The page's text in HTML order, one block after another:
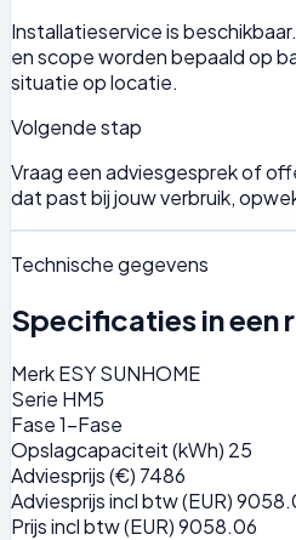
Installatieservice is
en scope worden bepaald op
situatie op locatie.
Volgende stap
Vraag een adviesgesprek of
dat past bij jouw verbruik,
Technische gegevens
Specificaties in een
MerkESY SUNHOME
Serie HM5
Fase1-Fase
Opslagcapaciteit (kWh) 25
Adviesprijs (€) 7486
Adviesprijs incl btw (EUR)
Prijs incl btw (EUR)9058.06